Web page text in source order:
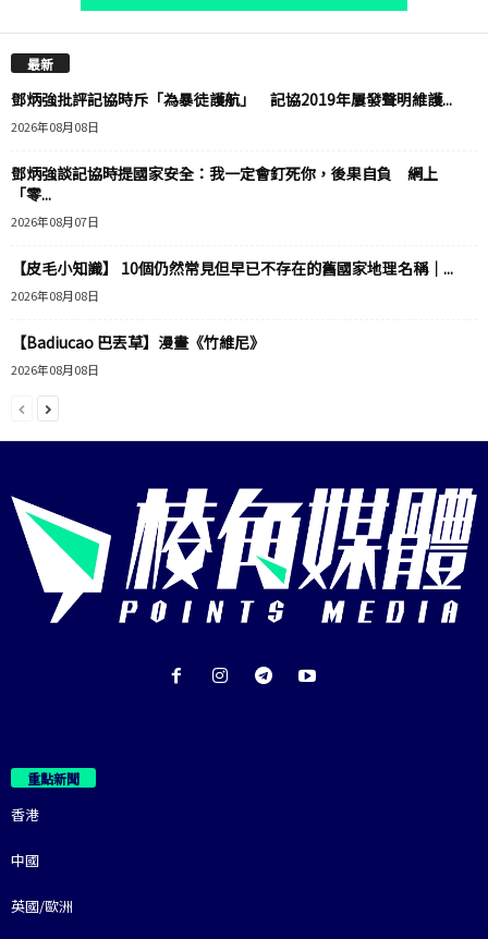
最新
鄧炳強批評記協時斥「為暴徒護航」 記協2019年屢發聲明維護...
2026年08月08日
鄧炳強談記協時提國家安全：我一定會釘死你，後果自負 網上
「零...
2026年08月07日
【皮毛小知識】 10個仍然常見但早已不存在的舊國家地理名稱｜...
2026年08月08日
【Badiucao 巴丟草】漫畫《竹維尼》
2026年08月08日
重點新聞
香港
中國
英國/歐洲